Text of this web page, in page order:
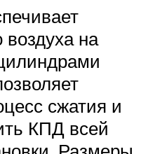
воздуха на
сжатия и
КПД всей